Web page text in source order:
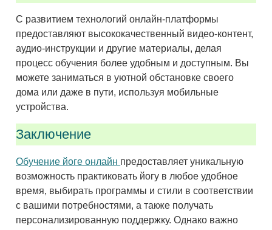
С развитием технологий онлайн-платформы
предоставляют высококачественный видео-контент,
аудио-инструкции и другие материалы, делая
процесс обучения более удобным и доступным. Вы
можете заниматься в уютной обстановке своего
дома или даже в пути, используя мобильные
устройства.
Заключение
Обучение йоге онлайн предоставляет уникальную
возможность практиковать йогу в любое удобное
время, выбирать программы и стили в соответствии
с вашими потребностями, а также получать
персонализированную поддержку. Однако важно